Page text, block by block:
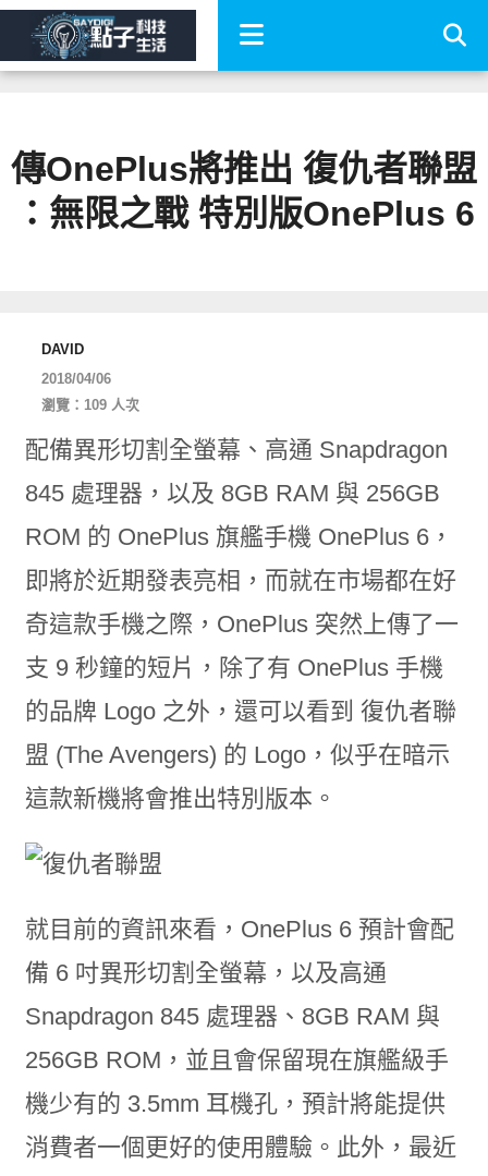
傳OnePlus將推出 復仇者聯盟
：無限之戰 特別版OnePlus 6
DAVID
2018/04/06
瀏覽：109 人次
配備異形切割全螢幕、高通 Snapdragon
845 處理器，以及 8GB RAM 與 256GB
ROM 的 OnePlus 旗艦手機 OnePlus 6，
即將於近期發表亮相，而就在市場都在好
奇這款手機之際，OnePlus 突然上傳了一
支 9 秒鐘的短片，除了有 OnePlus 手機
的品牌 Logo 之外，還可以看到 復仇者聯
盟 (The Avengers) 的 Logo，似乎在暗示
這款新機將會推出特別版本。
就目前的資訊來看，OnePlus 6 預計會配
備 6 吋異形切割全螢幕，以及高通
Snapdragon 845 處理器、8GB RAM 與
256GB ROM，並且會保留現在旗艦級手
機少有的 3.5mm 耳機孔，預計將能提供
消費者一個更好的使用體驗。此外，最近